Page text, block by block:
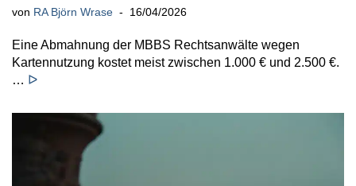
von RA Björn Wrase 16/04/2026
Eine Abmahnung der MBBS Rechtsanwälte wegen
Kartennutzung kostet meist zwischen 1.000 € und 2.500 €.
… ᐅ